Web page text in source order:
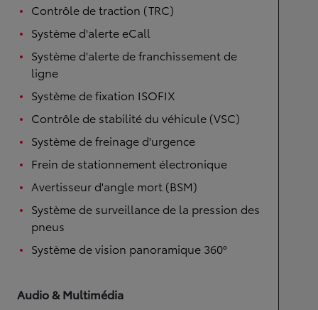
Contrôle de traction (TRC)
Système d'alerte eCall
Système d'alerte de franchissement de
ligne
Système de fixation ISOFIX
Contrôle de stabilité du véhicule (VSC)
Système de freinage d'urgence
Frein de stationnement électronique
Avertisseur d'angle mort (BSM)
Système de surveillance de la pression des
pneus
Système de vision panoramique 360°
Audio & Multimédia